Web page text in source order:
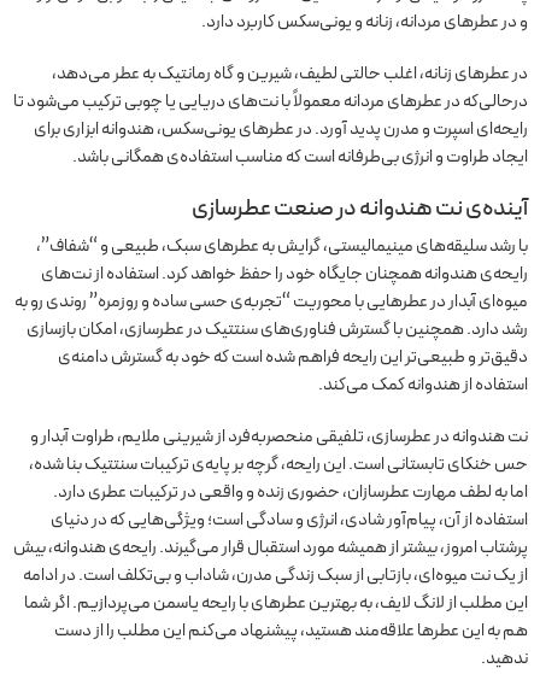
و در عطرهای مردانه، زنانه و یونی‌سکس کاربرد دارد.
در عطرهای زنانه، اغلب حالتی لطیف، شیرین و گاه رمانتیک به عطر می‌دهد،
درحالی‌که در عطرهای مردانه معمولاً با نت‌های دریایی یا چوبی ترکیب می‌شود تا
رایحه‌ای اسپرت و مدرن پدید آورد. در عطرهای یونی‌سکس، هندوانه ابزاری برای
ایجاد طراوت و انرژی بی‌طرفانه است که مناسب استفاده‌ی همگانی باشد.
آینده‌ی نت هندوانه در صنعت عطرسازی
با رشد سلیقه‌های مینیمالیستی، گرایش به عطرهای سبک، طبیعی و “شفاف”،
رایحه‌ی هندوانه همچنان جایگاه خود را حفظ خواهد کرد. استفاده از نت‌های
میوه‌ای آبدار در عطرهایی با محوریت “تجربه‌ی حسی ساده و روزمره” روندی رو به
رشد دارد. همچنین با گسترش فناوری‌های سنتتیک در عطرسازی، امکان بازسازی
دقیق‌تر و طبیعی‌تر این رایحه فراهم شده است که خود به گسترش دامنه‌ی
استفاده از هندوانه کمک می‌کند.
نت هندوانه در عطرسازی، تلفیقی منحصربه‌فرد از شیرینی ملایم، طراوت آبدار و
حس خنکای تابستانی است. این رایحه، گرچه بر پایه‌ی ترکیبات سنتتیک بنا شده،
اما به لطف مهارت عطرسازان، حضوری زنده و واقعی در ترکیبات عطری دارد.
استفاده از آن، پیام‌آور شادی، انرژی و سادگی است؛ ویژگی‌هایی که در دنیای
پرشتاب امروز، بیشتر از همیشه مورد استقبال قرار می‌گیرند. رایحه‌ی هندوانه، بیش
از یک نت میوه‌ای، بازتابی از سبک زندگی مدرن، شاداب و بی‌تکلف است. در ادامه
این مطلب از لانگ لایف، به بهترین عطرهای با رایحه یاسمن می‌پردازیم. اگر شما
هم به این عطرها علاقه‌مند هستید، پیشنهاد می‌کنم این مطلب را از دست
ندهید.